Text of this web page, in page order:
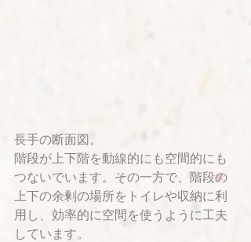
長手の断面図。
階段が上下階を動線的にも空間的にも
つないでいます。その一方で、階段の
上下の余剰の場所をトイレや収納に利
用し、効率的に空間を使うように工夫
しています。